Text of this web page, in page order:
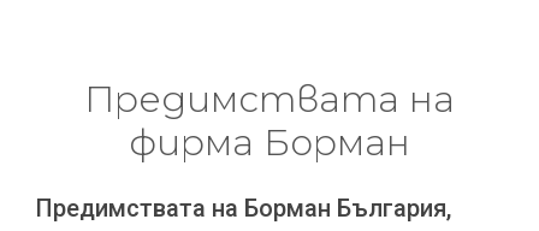
Предимствата на
фирма Борман
Предимствата на Борман България,